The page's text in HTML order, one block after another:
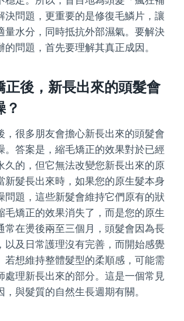
決問題，更重要的是修復毛鱗片，讓
量水分，同時抵抗外部濕氣。要解決
問題，首先要理解其真正成因。
正後，新長出來的頭髮會
？
，很多朋友會擔心新長出來的頭髮會
。答案是，縮毛矯正的效果對於已經
久的，但它無法改變您新長出來的原
新髮長出來時，如果您的原生髮本身
問題，這些新髮會維持它們原有的狀
毛矯正的效果消失了，而是您的原生
常在燙後兩至三個月，頭髮會因為長
以及日常護理沒有完善，而開始感覺
若想維持整體髮型的柔順感，可能需
處理新長出來的部分。這是一個常見
與髮質的自然生長週期有關。